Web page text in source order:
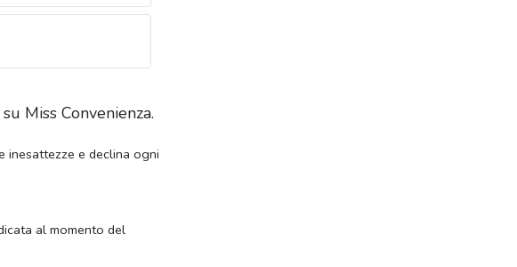
Miss Convenienza.
inesattezze e declina ogni
al momento del